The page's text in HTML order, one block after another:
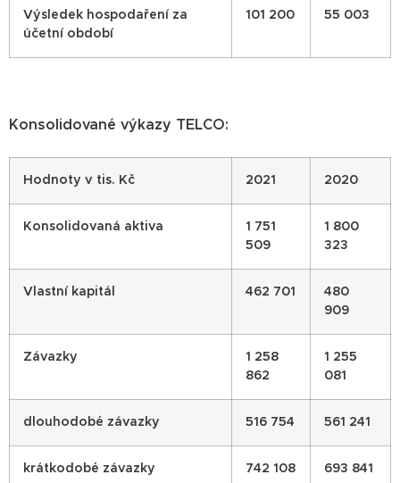
Výsledek hospodaření za
účetní období
101 200 55 003
Konsolidované výkazy TELCO:
Hodnoty v tis. Kč 2021 2020
Konsolidovaná aktiva
1 751
509
1 800
323
Vlastní kapitál 462 701
480
909
Závazky
1 258
862
1 255
081
dlouhodobé závazky 516 754 561 241
krátkodobé závazky 742 108 693 841